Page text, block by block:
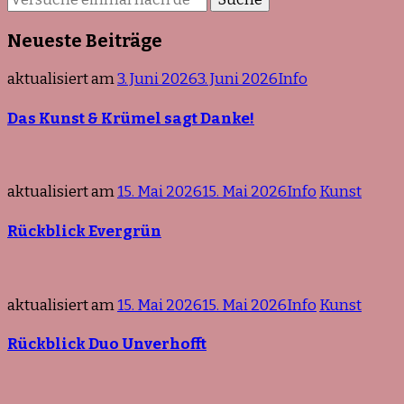
du
nach
etwas?
Neueste Beiträge
aktualisiert am3. Juni 20263. Juni 2026Info
Das Kunst & Krümel sagt Danke!
aktualisiert am15. Mai 202615. Mai 2026Info Kunst
Rückblick Evergrün
aktualisiert am15. Mai 202615. Mai 2026Info Kunst
Rückblick Duo Unverhofft